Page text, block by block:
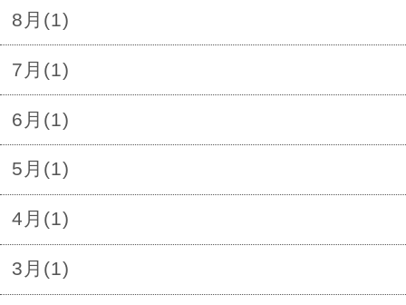
8月(1)
7月(1)
6月(1)
5月(1)
4月(1)
3月(1)